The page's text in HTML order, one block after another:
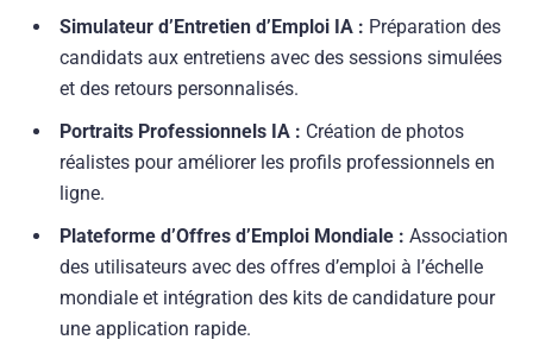
Simulateur d’Entretien d’Emploi IA : Préparation des
candidats aux entretiens avec des sessions simulées
et des retours personnalisés.
Portraits Professionnels IA : Création de photos
réalistes pour améliorer les profils professionnels en
ligne.
Plateforme d’Offres d’Emploi Mondiale : Association
des utilisateurs avec des offres d’emploi à l’échelle
mondiale et intégration des kits de candidature pour
une application rapide.